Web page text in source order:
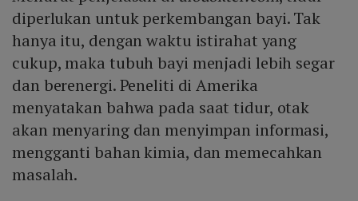
diperlukan untuk perkembangan bayi. Tak
hanya itu, dengan waktu istirahat yang
cukup, maka tubuh bayi menjadi lebih segar
dan berenergi. Peneliti di Amerika
menyatakan bahwa pada saat tidur, otak
akan menyaring dan menyimpan informasi,
mengganti bahan kimia, dan memecahkan
masalah.